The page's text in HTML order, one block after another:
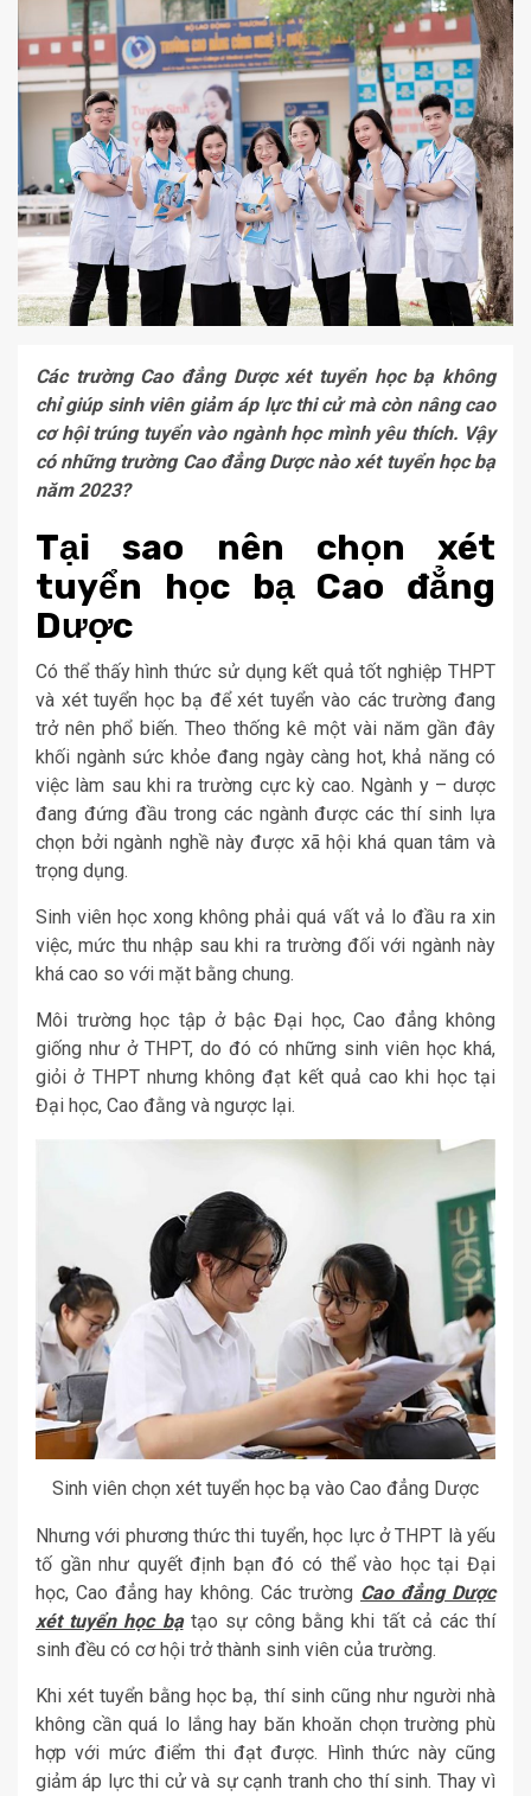
Các trường Cao đẳng Dược xét tuyển học bạ không
chỉ giúp sinh viên giảm áp lực thi cử mà còn nâng cao
cơ hội trúng tuyển vào ngành học mình yêu thích. Vậy
có những trường Cao đẳng Dược nào xét tuyển học bạ
năm 2023?
Tại sao nên chọn xét
tuyển học bạ Cao đẳng
Dược
Có thể thấy hình thức sử dụng kết quả tốt nghiệp THPT
và xét tuyển học bạ để xét tuyển vào các trường đang
trở nên phổ biến. Theo thống kê một vài năm gần đây
khối ngành sức khỏe đang ngày càng hot, khả năng có
việc làm sau khi ra trường cực kỳ cao. Ngành y – dược
đang đứng đầu trong các ngành được các thí sinh lựa
chọn bởi ngành nghề này được xã hội khá quan tâm và
trọng dụng.
Sinh viên học xong không phải quá vất vả lo đầu ra xin
việc, mức thu nhập sau khi ra trường đối với ngành này
khá cao so với mặt bằng chung.
Môi trường học tập ở bậc Đại học, Cao đẳng không
giống như ở THPT, do đó có những sinh viên học khá,
giỏi ở THPT nhưng không đạt kết quả cao khi học tại
Đại học, Cao đằng và ngược lại.
Sinh viên chọn xét tuyển học bạ vào Cao đẳng Dược
Nhưng với phương thức thi tuyển, học lực ở THPT là yếu
tố gần như quyết định bạn đó có thể vào học tại Đại
học, Cao đẳng hay không. Các trường Cao đẳng Dược
xét tuyển học bạtạo sự công bằng khi tất cả các thí
sinh đều có cơ hội trở thành sinh viên của trường.
Khi xét tuyển bằng học bạ, thí sinh cũng như người nhà
không cần quá lo lắng hay băn khoăn chọn trường phù
hợp với mức điểm thi đạt được. Hình thức này cũng
giảm áp lực thi cử và sự cạnh tranh cho thí sinh. Thay vì